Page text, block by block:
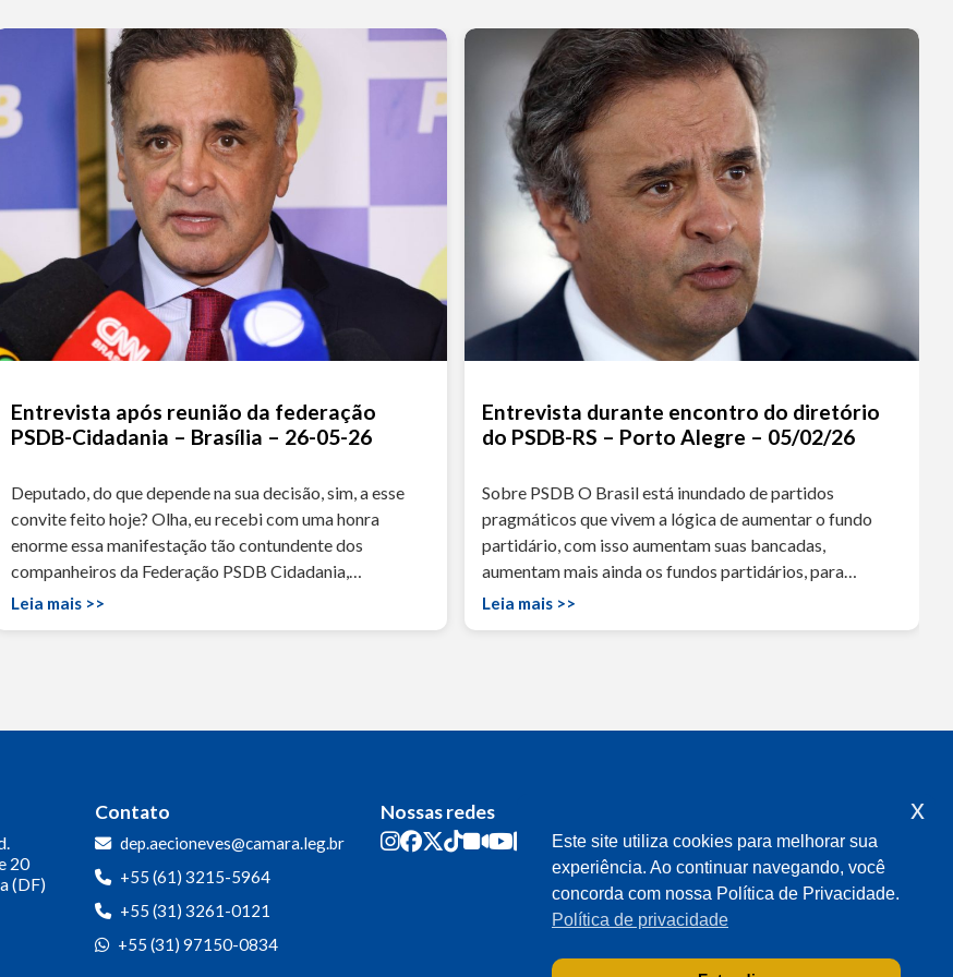
Entrevista após reunião da federação
PSDB-Cidadania – Brasília – 26-05-26
Deputado, do que depende na sua decisão, sim, a esse
convite feito hoje? Olha, eu recebi com uma honra
enorme essa manifestação tão contundente dos
companheiros da Federação PSDB Cidadania,…
Leia mais >>
Entrevista durante encontro do diretório
do PSDB-RS – Porto Alegre – 05/02/26
Sobre PSDB O Brasil está inundado de partidos
pragmáticos que vivem a lógica de aumentar o fundo
partidário, com isso aumentam suas bancadas,
aumentam mais ainda os fundos partidários, para…
Leia mais >>
20
(DF)
Contato
dep.aecioneves@camara.leg.br
+55 (61) 3215-5964
+55 (31) 3261-0121
+55 (31) 97150-0834
Nossas redes
Este site utiliza cookies para melhorar sua
experiência. Ao continuar navegando, você
concorda com nossa Política de Privacidade.
Política de privacidade
x